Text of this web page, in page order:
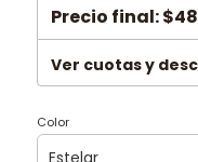
Precio final:
Ver cuotas y
Color